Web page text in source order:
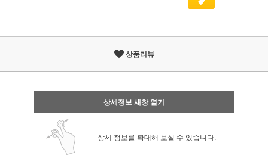
상품리뷰
상세정보 새창 열기
상세 정보를 확대해 보실 수 있습니다.